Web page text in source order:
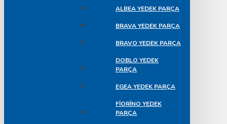
ALBEA YEDEK PARÇA
BRAVA YEDEK PARÇA
BRAVO YEDEK PARÇA
DOBLO YEDEK
PARÇA
EGEA YEDEK PARÇA
FIORINO YEDEK
PARÇA